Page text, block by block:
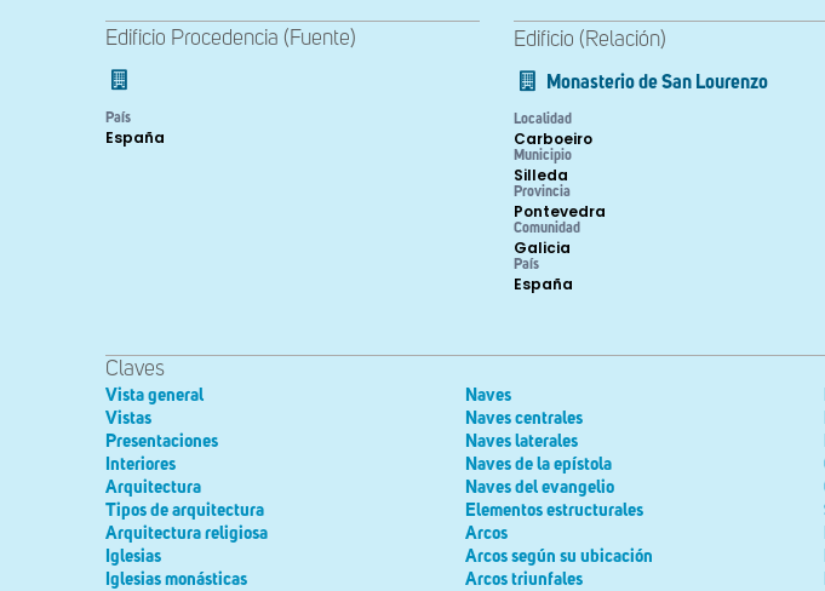
Edificio Procedencia (Fuente)
País
España
Edificio (Relación)
Monasterio de San Lourenzo
Localidad
Carboeiro
Municipio
Silleda
Provincia
Pontevedra
Comunidad
Galicia
País
España
Claves
Vista general
Vistas
Presentaciones
Interiores
Arquitectura
Tipos de arquitectura
Arquitectura religiosa
Iglesias
Iglesias monásticas
Naves
Naves centrales
Naves laterales
Naves de la epístola
Naves del evangelio
Elementos estructurales
Arcos
Arcos según su ubicación
Arcos triunfales